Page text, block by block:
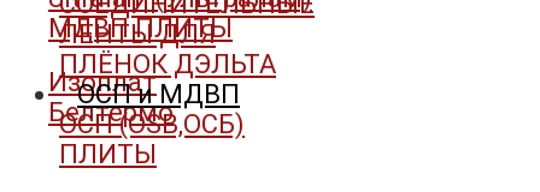
ЛЕНТЫ ДЛЯ
ПЛЁНОК ДЭЛЬТА
ОСП и МДВП
ОСП (OSB,ОСБ)
ПЛИТЫ
МДВП ПЛИТЫ
Изоплат
Белтермо